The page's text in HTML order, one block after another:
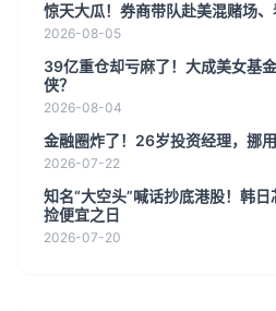
惊天大瓜！券商带队赴美混赌场
2026-08-05
39亿重仓却亏麻了！大成美女基
侠？
2026-08-04
金融圈炸了！26岁投资经理，挪
2026-07-22
知名“大空头”喊话抄底港股！韩
捡便宜之日
2026-07-20